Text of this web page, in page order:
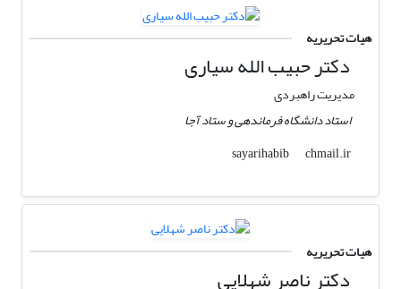
هیات تحریریه
دکتر حبیب الله سیاری
مدیریت راهبردی
استاد دانشگاه فرماندهی و ستاد آجا
sayarihabib
chmail.ir
هیات تحریریه
دکتر ناصر شهلایی